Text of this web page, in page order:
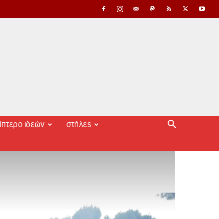
ιδεών στήλες